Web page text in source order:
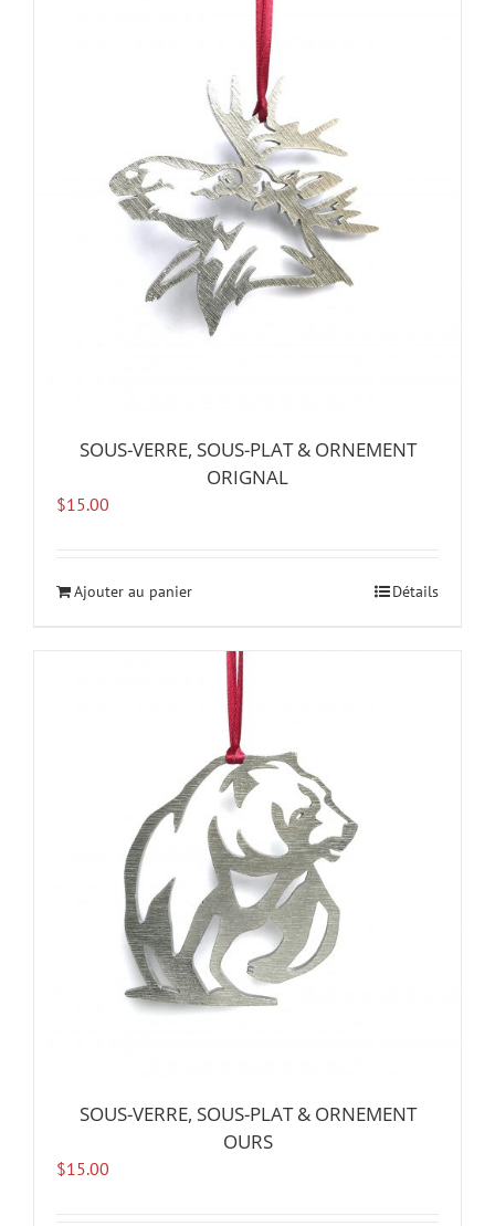
SOUS-VERRE, SOUS-PLAT & ORNEMENT
ORIGNAL
$15.00
Ajouter au panier Détails
SOUS-VERRE, SOUS-PLAT & ORNEMENT
OURS
$15.00